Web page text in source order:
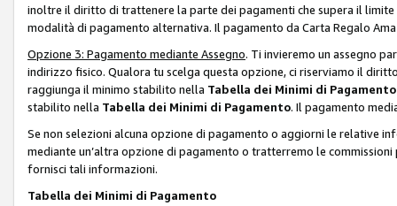
inoltre il diritto di trattenere la parte dei pagamenti che supera il
modalità di pagamento alternativa. Il pagamento da Carta Regalo
Opzione 3: Pagamento mediante Assegno. Ti invieremo un assegno
indirizzo fisico. Qualora tu scelga questa opzione, ci riserviamo il
raggiunga il minimo stabilito nella Tabella dei Minimi di Pagamento
stabilito nella Tabella dei Minimi di Pagamento. Il pagamento
Se non selezioni alcuna opzione di pagamento o aggiorni le relative
mediante un’altra opzione di pagamento o tratterremo le
fornisci tali informazioni.
Tabella dei Minimi di Pagamento